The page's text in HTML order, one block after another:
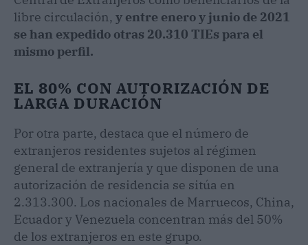
libre circulación, y entre enero y junio de 2021
se han expedido otras 20.310 TIEs para el
mismo perfil.
EL 80% CON AUTORIZACIÓN DE
LARGA DURACIÓN
Por otra parte, destaca que el número de
extranjeros residentes sujetos al régimen
general de extranjería y que disponen de una
autorización de residencia se sitúa en
2.313.300. Los nacionales de Marruecos, China,
Ecuador y Venezuela concentran más del 50%
de los extranjeros en este grupo.